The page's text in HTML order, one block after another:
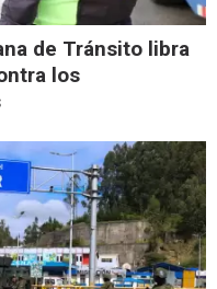
de Tránsito libra
los